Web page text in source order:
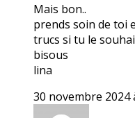
Mais bon..
prends soin de toi
trucs si tu le
bisous
lina
30 novembre 2024